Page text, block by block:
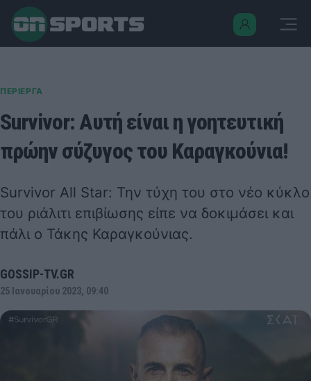
ΠΕΡΙΕΡΓΑ
Survivor: Αυτή είναι η γοητευτική
πρώην σύζυγος του Καραγκούνια!
Survivor All Star: Την τύχη του στο νέο κύκλο
του ριάλιτι επιβίωσης είπε να δοκιμάσει και
πάλι ο Τάκης Καραγκούνιας.
GOSSIP-TV.GR
25 Ιανουαρίου 2023, 09:40